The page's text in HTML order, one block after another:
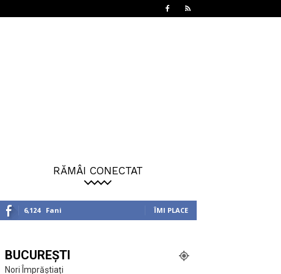
RĂMÂI CONECTAT
6,124 Fani ÎMI PLACE
BUCUREȘTI
Nori Împrăștiați